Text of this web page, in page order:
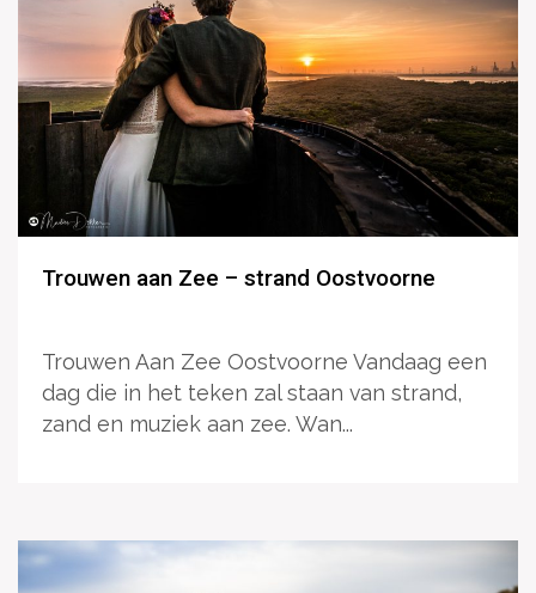
Trouwen aan Zee – strand Oostvoorne
Trouwen Aan Zee Oostvoorne Vandaag een
dag die in het teken zal staan van strand,
zand en muziek aan zee. Wan...